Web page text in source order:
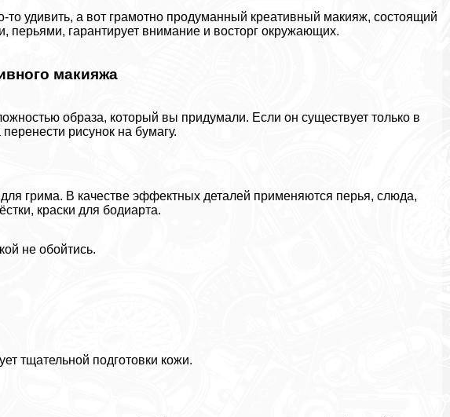
то удивить, а вот грамотно продуманный креативный макияж, состоящий
перьями, гарантирует внимание и восторг окружающих.
макияжа
образа, который вы придумали. Если он существует только в
рисунок на бумагу.
грима. В качестве эффектных деталей применяются перья, слюда,
краски для бодиарта.
не обойтись.
тщательной подготовки кожи.